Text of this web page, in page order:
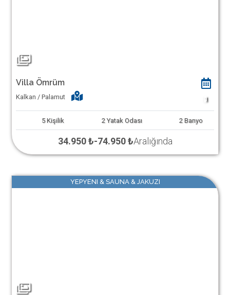
Villa Ömrüm
Kalkan / Palamut 1
5 Kişilik 2 Yatak Odası 2 Banyo
34.950 ₺-74.950 ₺Aralığında
YEPYENI & SAUNA & JAKUZI